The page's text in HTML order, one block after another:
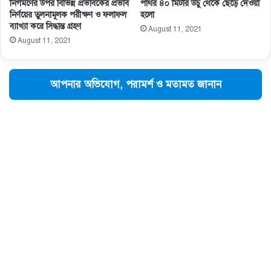
নির্গমণের উপর বিভিন্ন প্রভাবকের প্রভাব
নির্ণয়ের তুলনামূলক পরীক্ষণ ও ফলাফল
ব্যাখ্যা করে সিদ্ধান্ত গ্রহণ
August 11, 2021
পাথর ৪০ মিটার উঁচু থেকে ছেড়ে দেওয়া
হলো
August 11, 2021
আপনার অভিযোগ, পরামর্শ ও মতামত জানান